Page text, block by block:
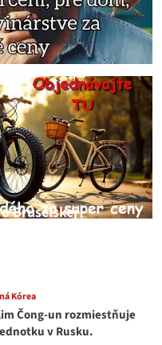
Bruselskej
Kórea
Čong-un rozmiestňuje
v Rusku.